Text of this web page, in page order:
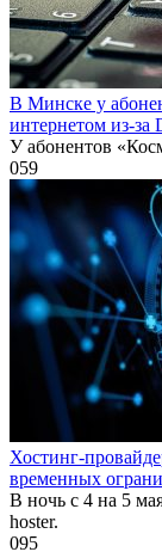
В Минске у
интернетом из-за
У абонентов
059
Хостинг-
временных
В ночь с 4 на 5
hoster.
095